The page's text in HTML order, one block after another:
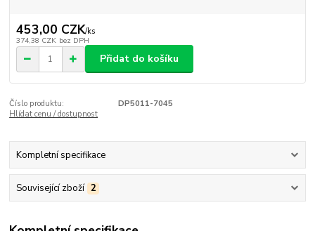
453,00 CZK/ks
374,38 CZK bez DPH
Přidat do košíku
Číslo produktu:
DP5011-7045
Hlídat cenu / dostupnost
Kompletní specifikace
Související zboží 2